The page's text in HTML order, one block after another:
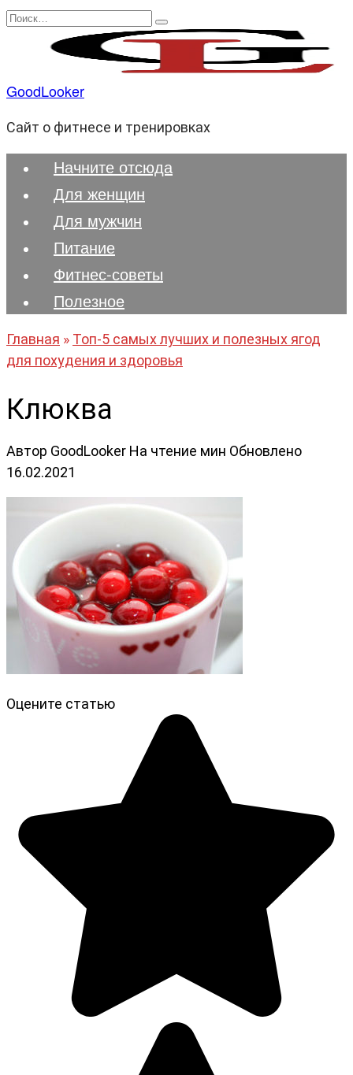
Перейти
содержанию
Search
GoodLooker
Сайт о фитнесе и тренировках
Начните отсюда
Для женщин
Для мужчин
Питание
Фитнес-советы
Полезноe
Главная » Топ-5 самых лучших и полезных ягод
для похудения и здоровья
Клюква
Автор GoodLooker На чтение мин Обновлено
16.02.2021
Оцените статью